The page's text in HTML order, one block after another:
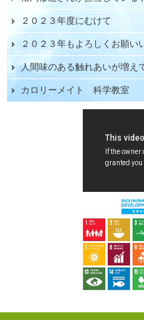
２０２３年度にむけて
２０２３年もよろしくお願い
人間味のある触れあいが増え
カロリーメイト 科学教室